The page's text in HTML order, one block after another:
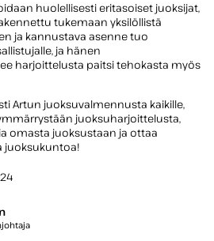
huolellisesti eritasoiset juoksijat,
tukemaan yksilöllistä
ja kannustava asenne tuo
ja hänen
harjoittelusta paitsi tehokasta myös
Artun juoksuvalmennusta kaikille,
juoksuharjoittelusta,
omasta juoksustaan ja ottaa
juoksukuntoa!